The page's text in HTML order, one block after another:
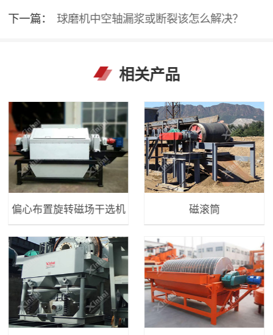
下一篇：
球磨机中空轴漏浆或断裂该怎么解决？
相关产品
偏心布置旋转磁场干选机 磁滚筒